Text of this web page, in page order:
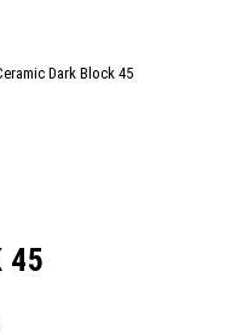
Dark Block 45
45